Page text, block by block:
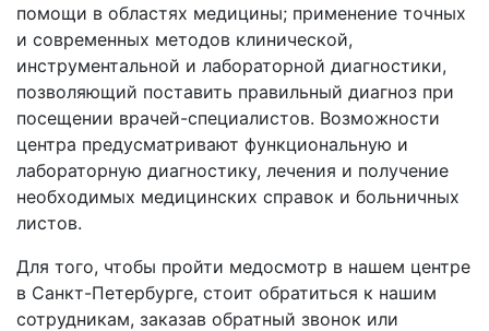
помощи в областях медицины; применение точных
и современных методов клинической,
инструментальной и лабораторной диагностики,
позволяющий поставить правильный диагноз при
посещении врачей-специалистов. Возможности
центра предусматривают функциональную и
лабораторную диагностику, лечения и получение
необходимых медицинских справок и больничных
листов.
Для того, чтобы пройти медосмотр в нашем центре
в Санкт-Петербурге, стоит обратиться к нашим
сотрудникам, заказав обратный звонок или